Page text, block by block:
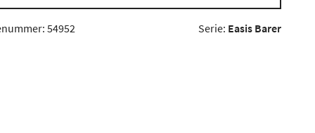
54952 Serie: Easis Barer